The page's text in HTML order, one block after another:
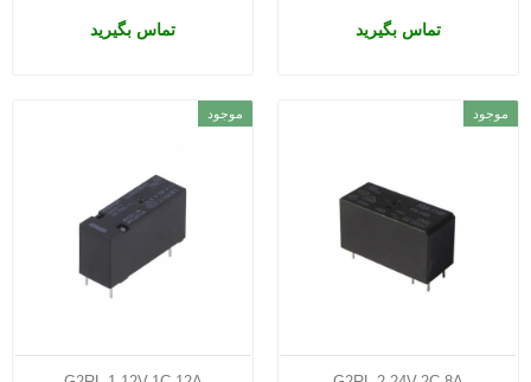
تماس بگیرید تماس بگیرید
موجود موجود